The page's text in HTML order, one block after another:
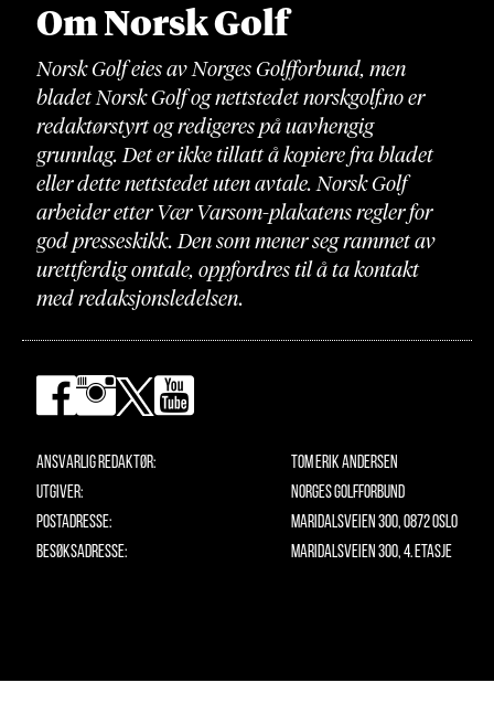
Om Norsk Golf
Norsk Golf eies av Norges Golfforbund, men
bladet Norsk Golf og nettstedet norskgolf.no er
redaktørstyrt og redigeres på uavhengig
grunnlag. Det er ikke tillatt å kopiere fra bladet
eller dette nettstedet uten avtale. Norsk Golf
arbeider etter Vær Varsom-plakatens regler for
god presseskikk. Den som mener seg rammet av
urettferdig omtale, oppfordres til å ta kontakt
med redaksjonsledelsen.
Ansvarlig redaktør:
Utgiver:
Postadresse:
Besøksadresse:
Tom Erik Andersen
Norges Golfforbund
Maridalsveien 300, 0872 Oslo
Maridalsveien 300, 4. etasje